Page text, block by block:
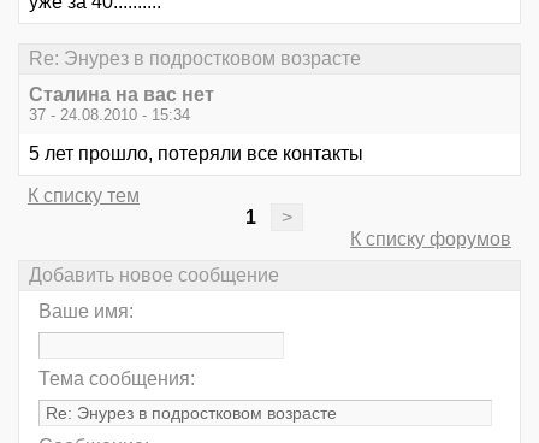
Re: Энурез в подростковом возрасте
Сталина на вас нет
37 - 24.08.2010 - 15:34
5 лет прошло, потеряли все контакты
К списку тем
1
>
К списку форумов
Добавить новое сообщение
Ваше имя:
Тема сообщения: